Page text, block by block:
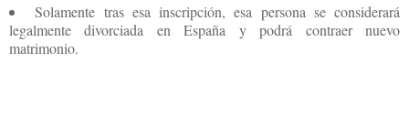
Solamente tras esa inscripción, esa persona se considerará
legalmente divorciada en España y podrá contraer nuevo
matrimonio.